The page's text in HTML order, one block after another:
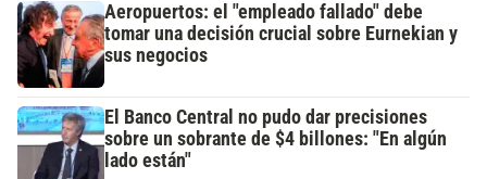
Aeropuertos: el "empleado fallado" debe
tomar una decisión crucial sobre Eurnekian y
sus negocios
El Banco Central no pudo dar precisiones
sobre un sobrante de $4 billones: "En algún
lado están"